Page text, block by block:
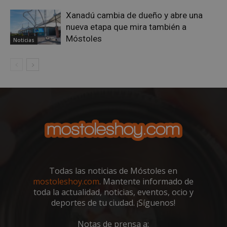
Noticias
Xanadú cambia de dueño y abre una
nueva etapa que mira también a
Móstoles
Todas las noticias de Móstoles en
mostoleshoy.com. Mantente informado de
toda la actualidad, noticias, eventos, ocio y
deportes de tu ciudad. ¡Síguenos!
Notas de prensa a:
.youtube.com
semanas